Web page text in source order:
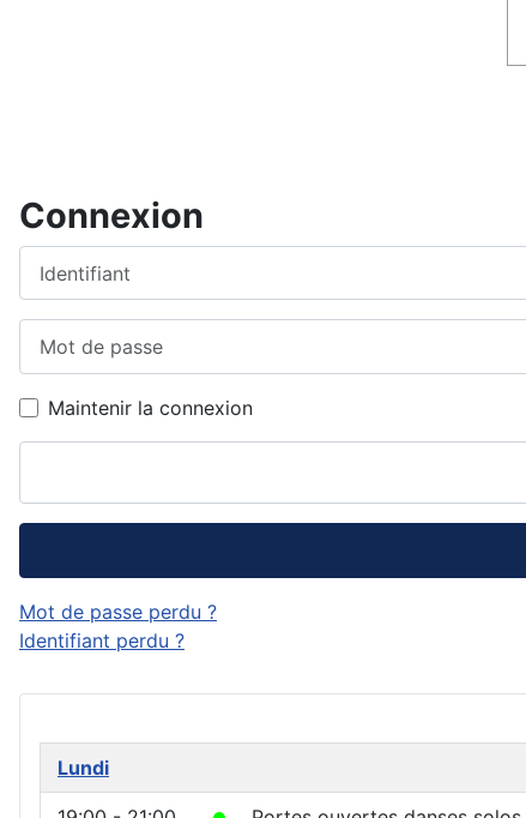
Connexion
Maintenir la connexion
Mot de passe perdu ?
Identifiant perdu ?
Lundi